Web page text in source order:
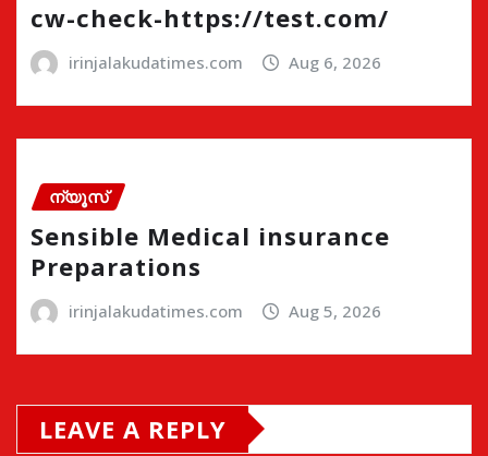
cw-check-https://test.com/
irinjalakudatimes.com Aug 6, 2026
ന്യൂസ്
Sensible Medical insurance
Preparations
irinjalakudatimes.com Aug 5, 2026
LEAVE A REPLY